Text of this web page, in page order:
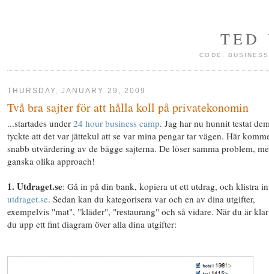
TED
CODE,
THURSDAY, JANUARY 29, 2009
Två bra sajter för att hålla koll på privatekonomin
...startades under 24 hour business camp. Jag har nu hunnit testat
tyckte att det var jättekul att se var mina pengar tar vägen. Här
snabb utvärdering av de bägge sajterna. De löser samma problem,
ganska olika approach!
1. Utdraget.se: Gå in på din bank, kopiera ut ett utdrag, och klistra
utdraget.se. Sedan kan du kategorisera var och en av dina utgifter,
exempelvis "mat", "kläder", "restaurang" och så vidare. När du är
du upp ett fint diagram över alla dina utgifter: